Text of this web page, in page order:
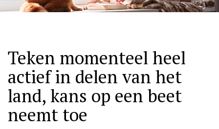
Teken momenteel heel
actief in delen van het
land, kans op een beet
neemt toe